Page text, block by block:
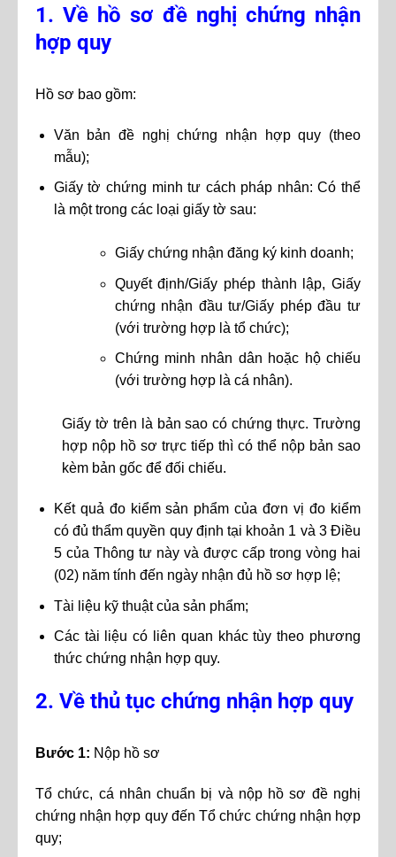
1. Về hồ sơ đề nghị chứng nhận
hợp quy
Hồ sơ bao gồm:
Văn bản đề nghị chứng nhận hợp quy (theo
mẫu);
Giấy tờ chứng minh tư cách pháp nhân:Có thể
là một trong các loại giấy tờ sau:
Giấy chứng nhận đăng ký kinh doanh;
Quyết định/Giấy phép thành lập, Giấy
chứng nhận đầu tư/Giấy phép đầu tư
(với trường hợp là tổ chức);
Chứng minh nhân dân hoặc hộ chiếu
(với trường hợp là cá nhân).
Giấy tờ trên là bản sao có chứng thực. Trường
hợp nộp hồ sơ trực tiếp thì có thể nộp bản sao
kèm bản gốc để đối chiếu.
Kết quả đo kiểm sản phẩm của đơn vị đo kiểm
có đủ thẩm quyền quy định tại khoản 1 và 3 Điều
5 của Thông tư này và được cấp trong vòng hai
(02) năm tính đến ngày nhận đủ hồ sơ hợp lệ;
Tài liệu kỹ thuật của sản phẩm;
Các tài liệu có liên quan khác tùy theo phương
thức chứng nhận hợp quy.
2. Về thủ tục chứng nhận hợp quy
Bước 1: Nộp hồ sơ
Tổ chức, cá nhân chuẩn bị và nộp hồ sơ đề nghị
chứng nhận hợp quy đến Tổ chức chứng nhận hợp
quy;